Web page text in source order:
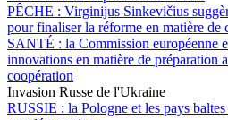
PÊCHE : Virginijus Sinkevičius
pour finaliser la réforme en matière de
SANTÉ : la Commission européenne
innovations en matière de préparation
coopération
Invasion Russe de l'Ukraine
RUSSIE : la Pologne et les pays